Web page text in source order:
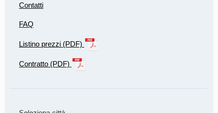
Contatti
FAQ
Listino prezzi (PDF)
Contratto (PDF)